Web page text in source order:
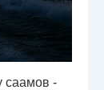
саамов -